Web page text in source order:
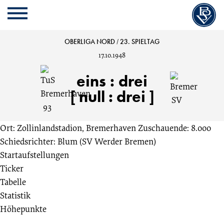
Cookie
Einstellungen
Zum
Inhalt
Cookie
Einstellungen
Kopfbereich
MENU
Bremerhaven
vs.
Bremer
SV
1:3
OBERLIGA NORD /23. SPIELTAG
17.10.1948
eins : drei
[ null : drei ]
Ort: Zollinlandstadion, BremerhavenZuschauende: 8.000
Schiedsrichter: Blum (SV Werder Bremen)
Startaufstellungen
Ticker
Tabelle
Statistik
Höhepunkte